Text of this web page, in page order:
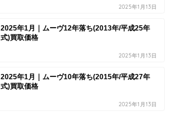
2025年1月13日
2025年1月｜ムーヴ12年落ち(2013年/平成25年
式)買取価格
2025年1月13日
2025年1月｜ムーヴ10年落ち(2015年/平成27年
式)買取価格
2025年1月13日